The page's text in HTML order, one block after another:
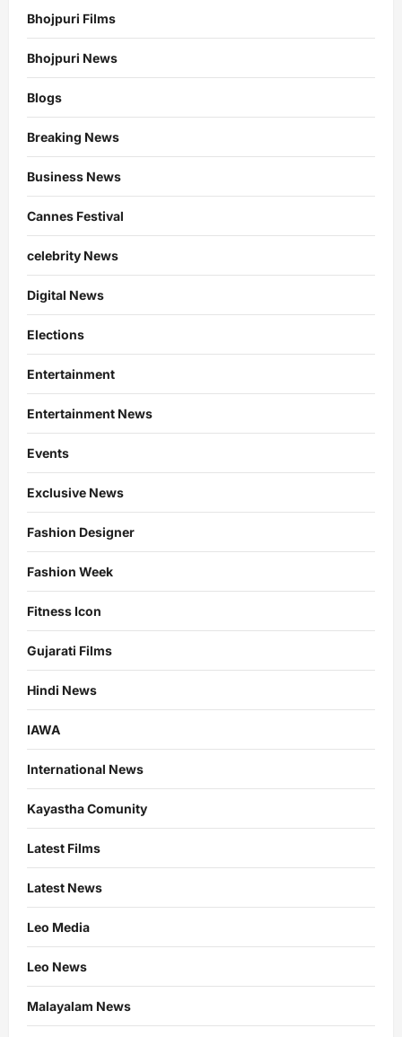
Bhojpuri Films
Bhojpuri News
Blogs
Breaking News
Business News
Cannes Festival
celebrity News
Digital News
Elections
Entertainment
Entertainment News
Events
Exclusive News
Fashion Designer
Fashion Week
Fitness Icon
Gujarati Films
Hindi News
IAWA
International News
Kayastha Comunity
Latest Films
Latest News
Leo Media
Leo News
Malayalam News